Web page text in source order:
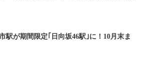
駅が期間限定｢日向坂46駅｣に！10月末ま